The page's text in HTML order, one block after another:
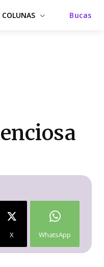
COLUNAS Bucas
X WhatsApp